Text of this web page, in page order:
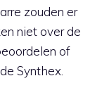
zouden er
niet over de
of
Synthex.